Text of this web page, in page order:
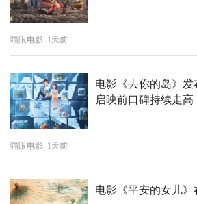
思纯率先介绍自己配音的角色——强大
她认为，莉莉从信仰崩塌到重建的转
猫眼电影 1天前
电影《去你的岛》
启映前口碑持续走高
猫眼电影 1天前
电影《平安的女儿